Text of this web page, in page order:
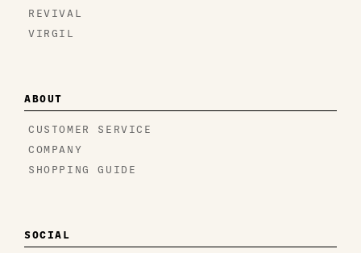
REVIVAL
VIRGIL
ABOUT
CUSTOMER SERVICE
COMPANY
SHOPPING GUIDE
SOCIAL